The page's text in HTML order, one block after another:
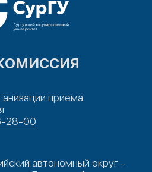
приема
28-00
автономный округ -